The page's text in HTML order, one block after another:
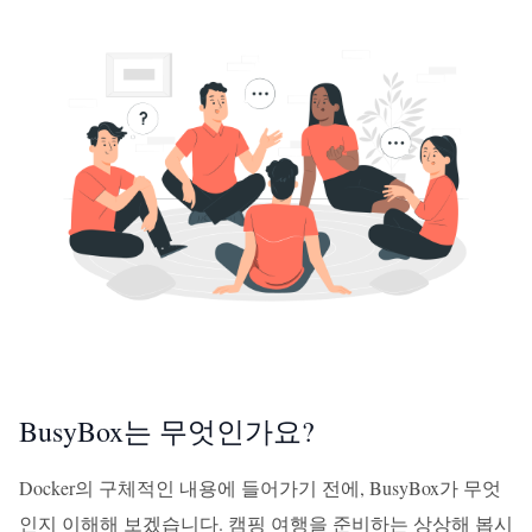
BusyBox는 무엇인가요?
Docker의 구체적인 내용에 들어가기 전에, BusyBox가 무엇
인지 이해해 보겠습니다. 캠핑 여행을 준비하는 상상해 봅시